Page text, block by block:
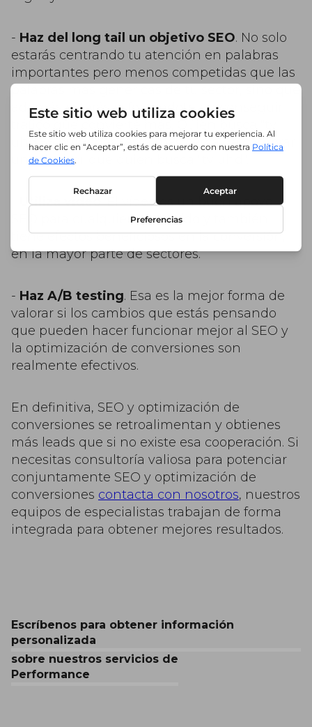
- Haz del long tail un objetivo SEO. No solo
estarás centrando tu atención en palabras
importantes pero menos competidas que las
palabras más genéricas de tu sector, sino que
además estarás esforzándote en conseguir
uhd 55 pulgadas" está más cerca de comprar
un televisor que quien busca "tv uhd".
Utiliza vídeo. El vídeo es un buen apoyo
SEO para cualquier contenido y también
tiene efectos beneficiosos en la conversión,
en la mayor parte de sectores.
- Haz A/B testing. Esa es la mejor forma de
valorar si los cambios que estás pensando
que pueden hacer funcionar mejor al SEO y
la optimización de conversiones son
realmente efectivos.
En definitiva, SEO y optimización de
conversiones se retroalimentan y obtienes
más leads que si no existe esa cooperación. Si
necesitas consultoría valiosa para potenciar
conjuntamente SEO y optimización de
conversiones contacta con nosotros, nuestros
equipos de especialistas trabajan de forma
integrada para obtener mejores resultados.
Escríbenos para obtener información
personalizada
sobre nuestros servicios de
Performance